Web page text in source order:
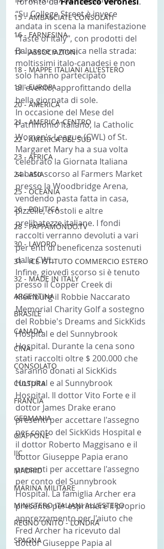
15 - AMBASCIATE CONSOLATI
16 - FARNESINA
17 - ASSOCIAZIONI
18 - MAPPE ITALIANI ALL'ESTERO
19 - EUROPA
20 - AMERICA
21 - AMERICA-CENTRO
22 - AMERICA DEL SUD
23 - AFRICA
24 - ASIA
25 - OCEANIA
26 - POLITICA
28 - PAPPAMONDO.TV
30 - LAVORO
31 - ICE ISTITUTO COMMERCIO ESTERO
32 - MADE IN ITALY
ARGENTINA
BRASILE
CANADA
CINA
CONSOLATO
CULTURA
FRANCIA
GERMANIA
GIAPPONE
IIC
MADRID
MARINA MILITARE
MINISTERO ITALIANI ALL'ESTERO
REGNO UNITO - LONDRA
SPAGNA
“Su College Street è invece
andata in scena la manifestazione
"Taste of Italy", con prodotti del
Balpaese e musica nella strada:
moltissimi italo-canadesi e non
solo hanno partecipato
all'evento, approfittando della
bella giornata di sole.
In occasione del Mese del
Patrimonio Italiano, la Catholic
Women's League (CWL) of St.
Margaret Mary ha a sua volta
celebrato la Giornata Italiana
sabato scorso al Farmers Market
presso la Woodbridge Arena,
vendendo pasta fatta in casa,
pizzelle, crostoli e altre
prelibatezze italiane. I fondi
raccolti verranno devoluti a vari
per enti di beneficenza sostenuti
dalla CWL.
Infine, giovedì scorso si è tenuto
presso il Copper Creek di
Kleinburg il Robbie Naccarato
Memorial Charity Golf a sostegno
del Robbie's Dreams and SickKids
Hospital e del Sunnybrook
Hospital. Durante la cena sono
stati raccolti oltre $ 200.000 che
saranno donati al SickKids
Hospital e al Sunnybrook
Hospital. Il dottor Vito Forte e il
dottor James Drake erano
presenti per accettare l'assegno
per conto del SickKids Hospital e
il dottor Roberto Maggisano e il
dottor Giuseppe Papia erano
presenti per accettare l'assegno
per conto del Sunnybrook
Hospital. La famiglia Archer era
presente per esprimere il proprio
apprezzamento per l'aiuto che
Fred Archer ha ricevuto dal
dottor Giuseppe Papia al